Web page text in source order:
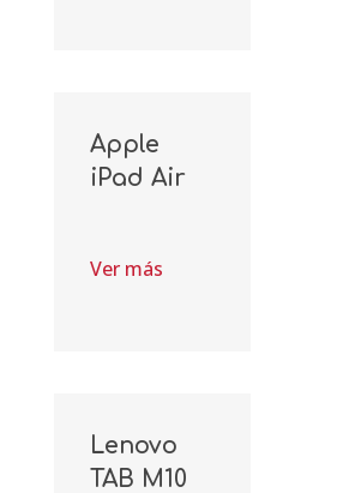
Apple
iPad Air
Ver más
Lenovo
TAB M10